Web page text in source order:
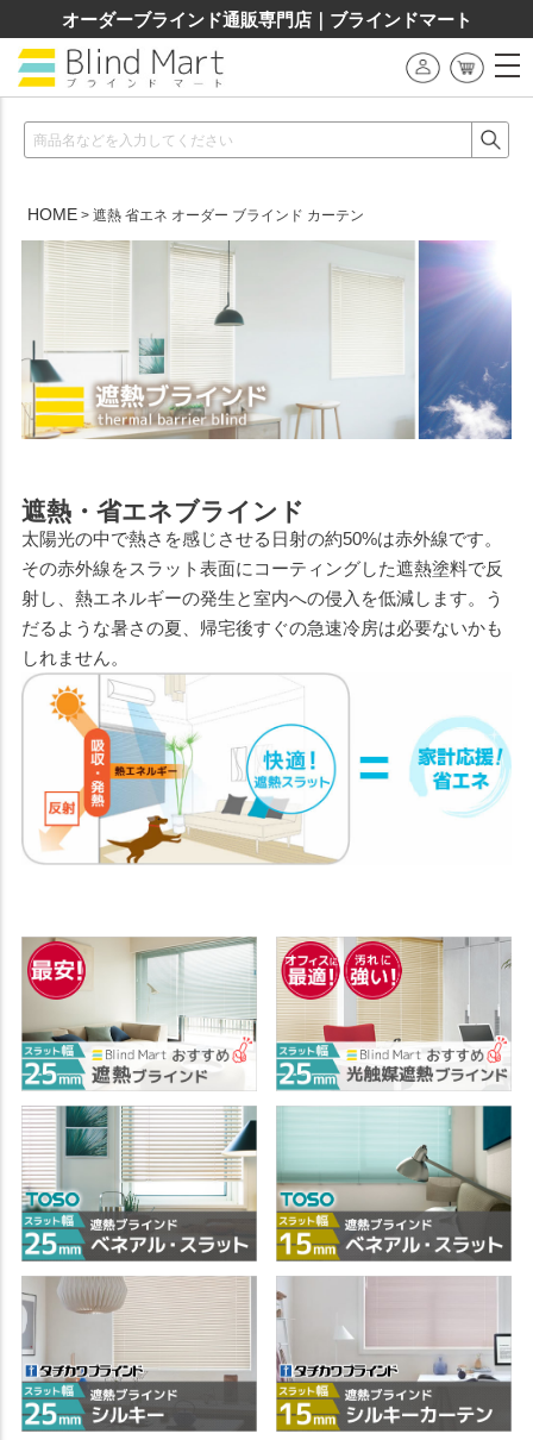
オーダーブラインド通販専門店｜ブラインドマート
HOME 遮熱 省エネ オーダー ブラインド カーテン
遮熱・省エネブラインド
太陽光の中で熱さを感じさせる日射の約50%は赤外線です。
その赤外線をスラット表面にコーティングした遮熱塗料で反
射し、熱エネルギーの発生と室内への侵入を低減します。う
だるような暑さの夏、帰宅後すぐの急速冷房は必要ないかも
しれません。